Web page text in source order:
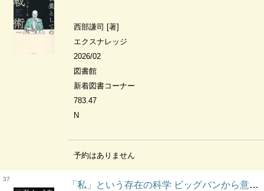
西部謙司 [著]
エクスナレッジ
2026/02
図書館
新着図書コーナー
783.47
N
予約はありません
37
「私」という存在の科学 ビッグバンから意識の出現まで